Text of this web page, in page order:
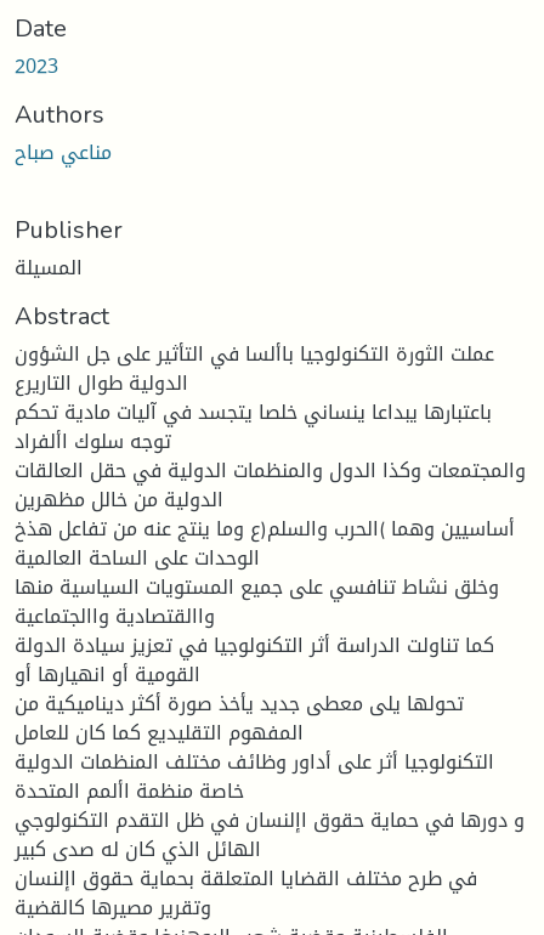
Date
2023
Authors
مناعي صباح
Publisher
المسيلة
Abstract
عملت الثورة التكنولوجيا باألسا في التأثير على جل الشؤون
الدولية طوال التاريرع
باعتبارها يبداعا ينساني خلصا يتجسد في آليات مادية تحكم
توجه سلوك األفراد
والمجتمعات وكذا الدول والمنظمات الدولية في حقل العالقات
الدولية من خالل مظهرين
أساسيين وهما )الحرب والسلم(ع وما ينتج عنه من تفاعل هذخ
الوحدات على الساحة العالمية
وخلق نشاط تنافسي على جميع المستويات السياسية منها
واالقتصادية واالجتماعية
كما تناولت الدراسة أثر التكنولوجيا في تعزيز سيادة الدولة
القومية أو انهيارها أو
تحولها يلى معطى جديد يأخذ صورة أكثر ديناميكية من
المفهوم التقليديع كما كان للعامل
التكنولوجيا أثر على أداور وظائف مختلف المنظمات الدولية
خاصة منظمة األمم المتحدة
و دورها في حماية حقوق اإلنسان في ظل التقدم التكنولوجي
الهائل الذي كان له صدى كبير
في طرح مختلف القضايا المتعلقة بحماية حقوق اإلنسان
وتقرير مصيرها كالقضية